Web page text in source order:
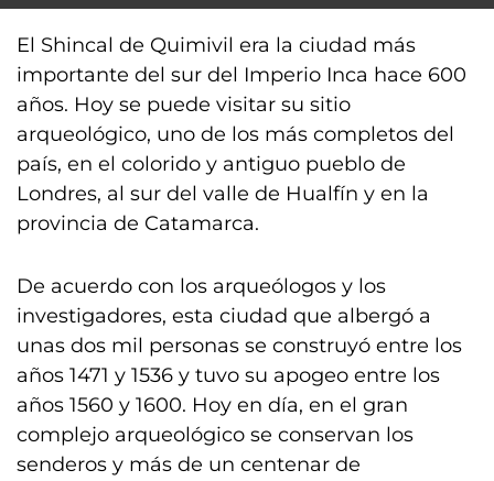
El Shincal de Quimivil era la ciudad más
importante del sur del Imperio Inca hace 600
años. Hoy se puede visitar su sitio
arqueológico, uno de los más completos del
país, en el colorido y antiguo pueblo de
Londres, al sur del valle de Hualfín y en la
provincia de Catamarca.
De acuerdo con los arqueólogos y los
investigadores, esta ciudad que albergó a
unas dos mil personas se construyó entre los
años 1471 y 1536 y tuvo su apogeo entre los
años 1560 y 1600. Hoy en día, en el gran
complejo arqueológico se conservan los
senderos y más de un centenar de